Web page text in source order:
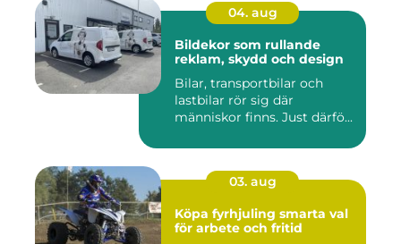
04. aug
Bildekor som rullande
reklam, skydd och design
Bilar, transportbilar och
lastbilar rör sig där
människor finns. Just därfö...
03. aug
Köpa fyrhjuling smarta val
för arbete och fritid